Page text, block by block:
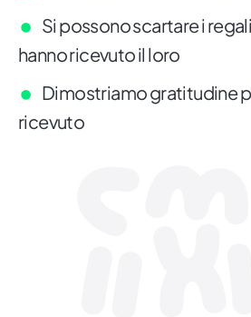
Si possono scartare i
hanno ricevuto il loro
Dimostriamo gratitudine
ricevuto